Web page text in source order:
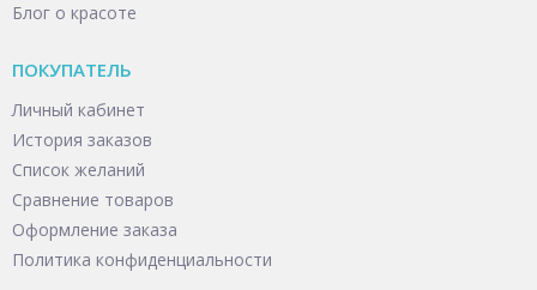
Блог о красоте
ПОКУПАТЕЛЬ
Личный кабинет
История заказов
Список желаний
Сравнение товаров
Оформление заказа
Политика конфиденциальности